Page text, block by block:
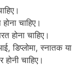
चाहिए।
होना चाहिए।
स्नातक या
होनी चाहिए।